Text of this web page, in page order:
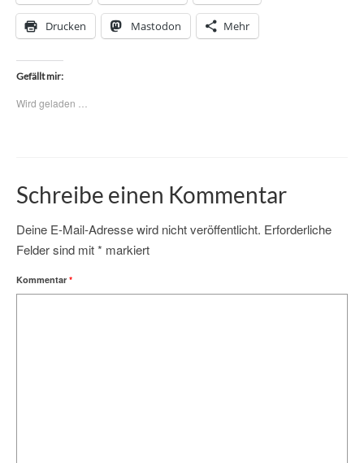
Drucken Mastodon Mehr
Gefällt mir:
Wird geladen …
Schreibe einen Kommentar
Deine E-Mail-Adresse wird nicht veröffentlicht. Erforderliche
Felder sind mit* markiert
Kommentar *